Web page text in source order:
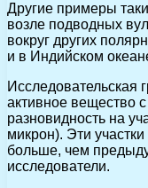
Другие примеры
возле подводных
вокруг других
и в Индийском
Исследовательская
активное вещество
разновидность на
микрон). Эти
больше, чем
исследователи.